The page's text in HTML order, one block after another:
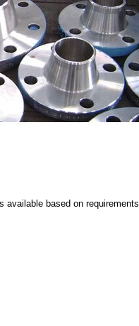
available based on requirements